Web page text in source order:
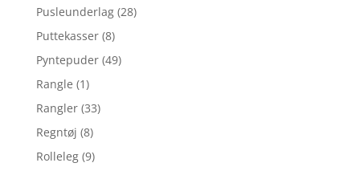
Pusleunderlag (28)
Puttekasser (8)
Pyntepuder (49)
Rangle (1)
Rangler (33)
Regntøj (8)
Rolleleg (9)